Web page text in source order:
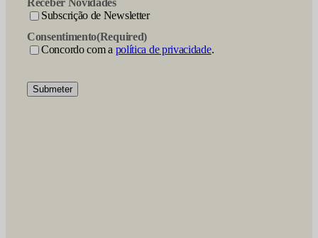
Subscrição de Newsletter
Consentimento(Required)
Concordo com a política de privacidade.
Submeter